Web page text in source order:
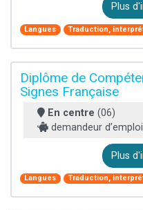
Plus
Langues Traduction,
Diplôme de
Signes Française
En centre (06)
demandeur
Plus
Langues Traduction,